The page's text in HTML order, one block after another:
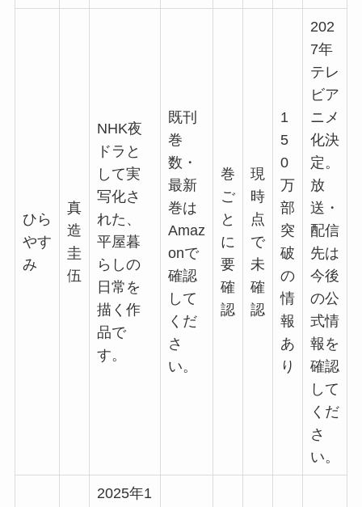
ひら
やす
み
真
造
圭
伍
NHK夜
ドラと
して実
写化さ
れた、
平屋暮
らしの
日常を
描く作
品で
す。
既刊
巻
数・
最新
巻は
Amaz
onで
確認
して
くだ
さ
い。
巻
ご
と
に
要
確
認
現
時
点
で
未
確
認
1
5
0
万
部
突
破
の
情
報
あ
り
202
7年
テレ
ビア
ニメ
化決
定。
放
送・
配信
先は
今後
の公
式情
報を
確認
して
くだ
さ
い。
2025年1